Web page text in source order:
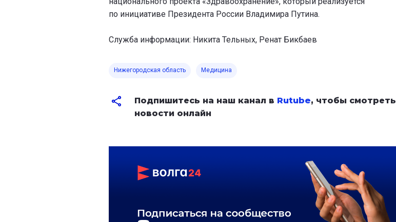
по инициативе Президента России Владимира Путина.
Служба информации: Никита Тельных, Ренат Бикбаев
Нижегородская область Медицина
Подпишитесь на наш канал в Rutube, чтобы смотреть
новости онлайн